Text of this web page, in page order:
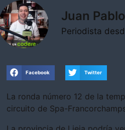
Juan
Periodista
Facebook Twitter
La ronda número 12 de la
circuito de Spa-